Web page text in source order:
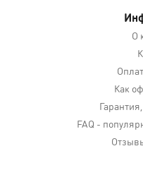
О
Как
FAQ -